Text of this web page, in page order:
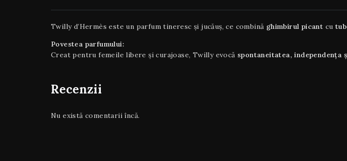
Twilly d’Hermès este un parfum tineresc și jucăuș, ce combină ghimbirul picant cu
Povestea parfumului:
Creat pentru femeile libere și curajoase, Twilly evocă spontaneitatea, independența
Recenzii
Nu există comentarii încă.